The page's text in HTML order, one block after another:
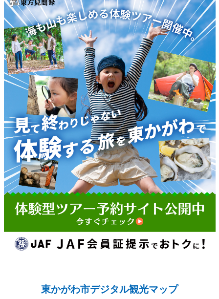
東かがわ市デジタル観光マップ